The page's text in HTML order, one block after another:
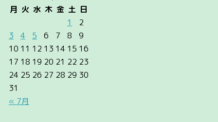
月 火 水 木 金 土 日
« 7月
1
2
3
4 5 6 7 8
9
10 11 12 13 14 15 16
17 18 19 20 21 22 23
24 25 26 27 28 29 30
31